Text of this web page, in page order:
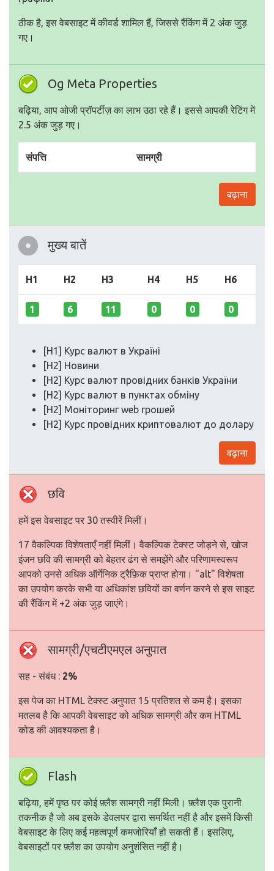
ठीक है, इस वेबसाइट में कीवर्ड शामिल हैं, जिससे रैंकिंग में 2 अंक जुड़
गए।
Og Meta Properties
बढ़िया, आप ओजी प्रॉपर्टीज़ का लाभ उठा रहे हैं। इससे आपकी रेटिंग में
2.5 अंक जुड़ गए।
संपत्ति सामग्री
बढ़ाना
मुख्य बातें
H1 H2 H3 H4 H5 H6
1 6 11 0 0 0
[H1] Курс валют в Україні
[H2] Новини
[H2] Курс валют провідних банків України
[H2] Курс валют в пунктах обміну
[H2] Моніторинг web грошей
[H2] Курс провідних криптовалют до долару
बढ़ाना
छवि
हमें इस वेबसाइट पर 30 तस्वीरें मिलीं।
17 वैकल्पिक विशेषताएँ नहीं मिलीं। वैकल्पिक टेक्स्ट जोड़ने से, खोज
इंजन छवि की सामग्री को बेहतर ढंग से समझेंगे और परिणामस्वरूप
आपको उनसे अधिक ऑर्गेनिक ट्रैफ़िक प्राप्त होगा। "alt" विशेषता
का उपयोग करके सभी या अधिकांश छवियों का वर्णन करने से इस साइट
की रैंकिंग में +2 अंक जुड़ जाएंगे।
सामग्री/एचटीएमएल अनुपात
सह - संबंध : 2%
इस पेज का HTML टेक्स्ट अनुपात 15 प्रतिशत से कम है। इसका
मतलब है कि आपकी वेबसाइट को अधिक सामग्री और कम HTML
कोड की आवश्यकता है।
Flash
बढ़िया, हमें पृष्ठ पर कोई फ़्लैश सामग्री नहीं मिली। फ़्लैश एक पुरानी
तकनीक है जो अब इसके डेवलपर द्वारा समर्थित नहीं है और इसमें किसी
वेबसाइट के लिए कई महत्वपूर्ण कमजोरियाँ हो सकती हैं। इसलिए,
वेबसाइटों पर फ़्लैश का उपयोग अनुशंसित नहीं है।